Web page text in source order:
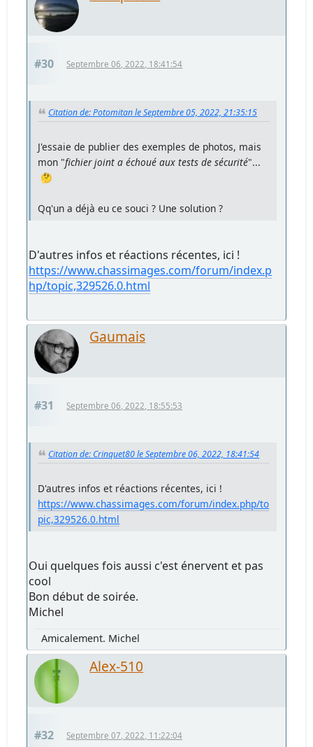
#30 Septembre 06, 2022, 18:41:54
Citation de: Potomitan le Septembre 05, 2022, 21:35:15
J'essaie de publier des exemples de photos, mais
mon "fichier joint a échoué aux tests de sécurité"...
🤔
Qq'un a déjà eu ce souci ? Une solution ?
D'autres infos et réactions récentes, ici !
https://www.chassimages.com/forum/index.p
hp/topic,329526.0.html
Gaumais
#31 Septembre 06, 2022, 18:55:53
Citation de: Crinquet80 le Septembre 06, 2022, 18:41:54
D'autres infos et réactions récentes, ici !
https://www.chassimages.com/forum/index.php/to
pic,329526.0.html
Oui quelques fois aussi c'est énervent et pas
cool
Bon début de soirée.
Michel
Amicalement. Michel
Alex-510
#32 Septembre 07, 2022, 11:22:04